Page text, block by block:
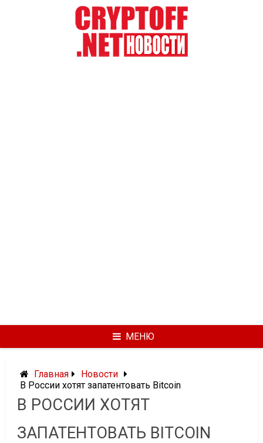
МЕНЮ
Главная
Новости
В России хотят запатентовать Bitcoin
В РОССИИ ХОТЯТ
ЗАПАТЕНТОВАТЬ BITCOIN